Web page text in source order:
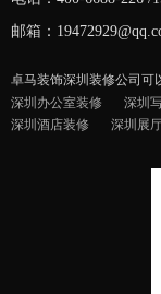
邮箱：
卓马装饰深圳装修公司可
深圳办公室装修
深圳
深圳酒店装修
深圳展